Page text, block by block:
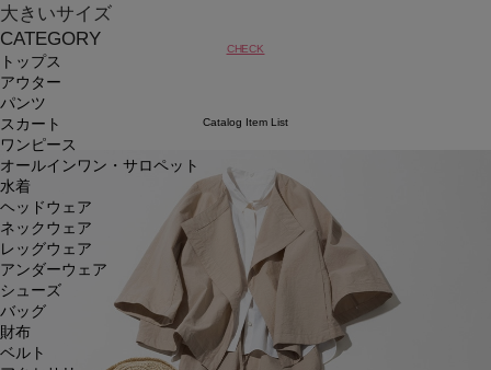
大きいサイズ
CATEGORY
トップス
アウター
パンツ
スカート
ワンピース
オールインワン・サロペット
水着
ヘッドウェア
ネックウェア
レッグウェア
アンダーウェア
シューズ
バッグ
財布
ベルト
CHECK
Catalog Item List